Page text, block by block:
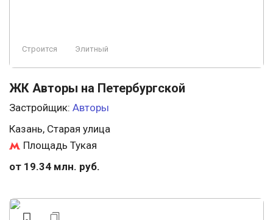
Строится Элитный
ЖК Авторы на Петербургской
Застройщик: Авторы
Казань, Старая улица
Площадь Тукая
от 19.34 млн. руб.